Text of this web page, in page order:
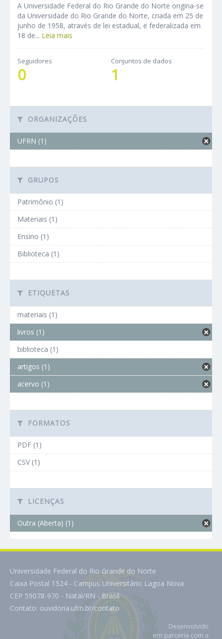
A Universidade Federal do Rio Grande do Norte origina-se
da Universidade do Rio Grande do Norte, criada em 25 de
junho de 1958, através de lei estadual, e federalizada em
18 de... Leia mais
Seguidores
0
Conjuntos de dados
1
ORGANIZAÇÕES
UFRN (1)
GRUPOS
Patrimônio (1)
Materiais (1)
Ensino (1)
Biblioteca (1)
ETIQUETAS
materiais (1)
livros (1)
biblioteca (1)
artigos (1)
acervo (1)
FORMATOS
PDF (1)
CSV (1)
LICENÇAS
Outra (Aberta) (1)
Universidade Federal do Rio Grande do Norte
Caixa Postal 1524 - Campus Universitário Lagoa Nova
CEP 59078-970 - Natal/RN - Brasil
Contato: ouvidoria.ufrn.br/contato